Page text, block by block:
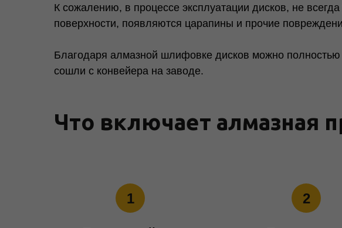
К сожалению, в процессе эксплуатации дисков, не
поверхности, появляются царапины и прочие
Благодаря алмазной шлифовке дисков можно полностью
сошли с конвейера на заводе.
Что включает алмазная